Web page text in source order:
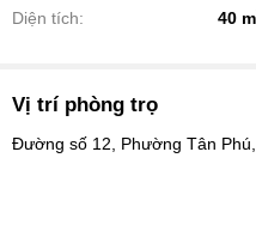
Diện tích: 40 m
Vị trí phòng trọ
Đường số 12, Phường Tân